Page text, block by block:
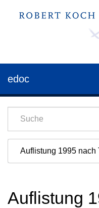
edoc
Auflistung 1995 nach
Auflistung